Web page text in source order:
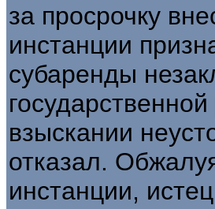
за просрочку
инстанции
субаренды
взыскании
отказал.
инстанции,